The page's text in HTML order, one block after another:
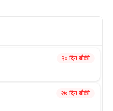
२० दिन बाँकी
२७ दिन बाँकी